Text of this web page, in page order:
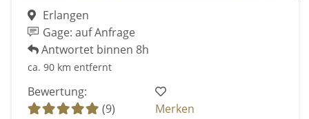
Erlangen
Gage: auf Anfrage
Antwortet binnen 8h
ca. 90 km entfernt
Bewertung:
(9)
Merken